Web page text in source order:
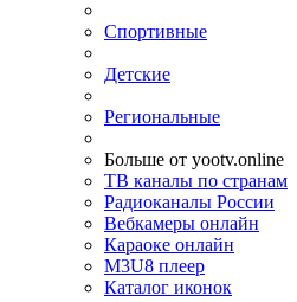
Спортивные
Детские
Региональные
Больше от yootv.online
ТВ каналы по странам
Радиоканалы России
Вебкамеры онлайн
Караоке онлайн
M3U8 плеер
Каталог иконок